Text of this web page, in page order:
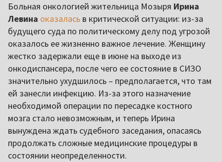
Больная онкологией жительница Мозыря Ирина
Левина оказалась в критической ситуации: из-за
будущего суда по политическому делу под угрозой
оказалось ее жизненно важное лечение. Женщину
жестко задержали еще в июне на выходе из
онкодиспансера, после чего ее состояние в СИЗО
значительно ухудшилось – предполагается, что там
ей занесли инфекцию. Из-за этого назначение
необходимой операции по пересадке костного
мозга стало невозможным, и теперь Ирина
вынуждена ждать судебного заседания, опасаясь
продолжать сложные медицинские процедуры в
состоянии неопределенности.